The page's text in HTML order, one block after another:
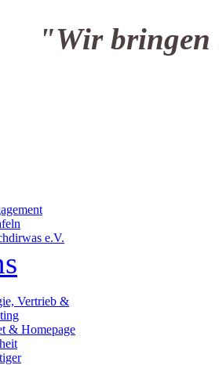
Sie
e.V.
Vertrieb &
& Homepage